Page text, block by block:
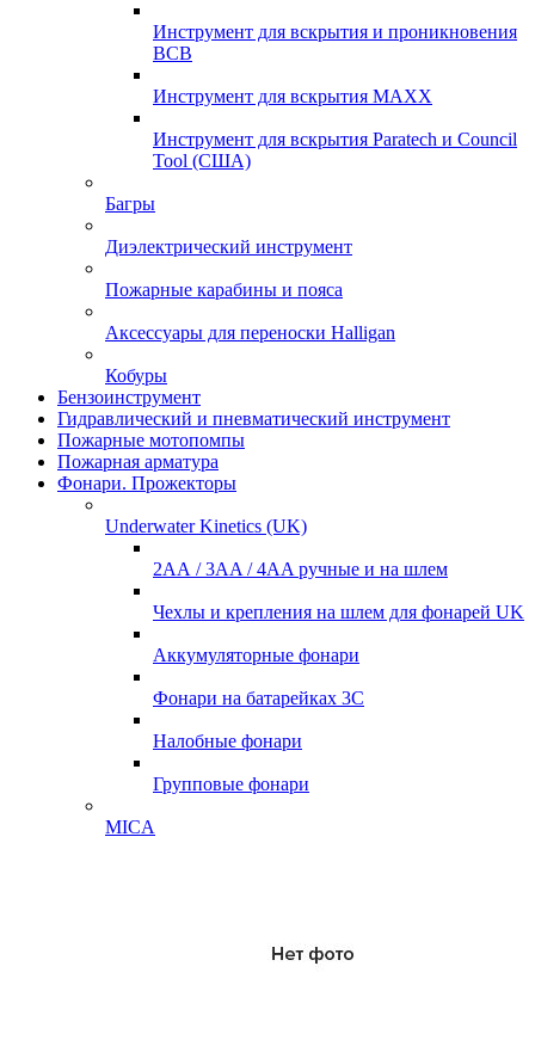
Инструмент для вскрытия и проникновения
ВСВ
Инструмент для вскрытия MAXX
Инструмент для вскрытия Paratech и Council
Tool (США)
Багры
Диэлектрический инструмент
Пожарные карабины и пояса
Аксессуары для переноски Halligan
Кобуры
Бензоинструмент
Гидравлический и пневматический инструмент
Пожарные мотопомпы
Пожарная арматура
Фонари. Прожекторы
Underwater Kinetics (UK)
2АА / 3AA / 4AA ручные и на шлем
Чехлы и крепления на шлем для фонарей UK
Аккумуляторные фонари
Фонари на батарейках 3С
Налобные фонари
Групповые фонари
MICA